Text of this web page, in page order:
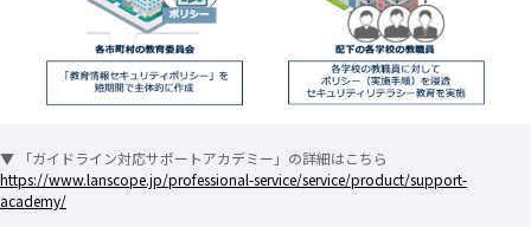
▼ 「ガイドライン対応サポートアカデミー」の詳細はこちら
https://www.lanscope.jp/professional-service/service/product/support-
academy/